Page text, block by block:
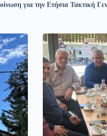
για την Ετήσια Τακτική